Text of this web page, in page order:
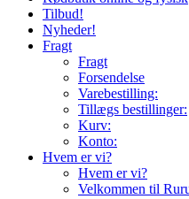
Tilbud!
Nyheder!
Fragt
Fragt
Forsendelse
Varebestilling:
Tillægs bestillinger:
Kurv:
Konto:
Hvem er vi?
Hvem er vi?
Velkommen til